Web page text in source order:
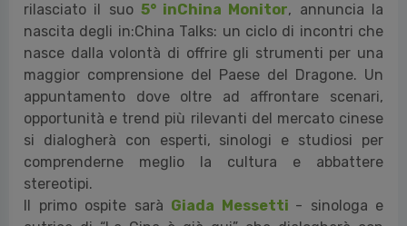
rilasciato il suo 5° inChina Monitor, annuncia la
nascita degli in:China Talks: un ciclo di incontri che
nasce dalla volontà di offrire gli strumenti per una
maggior comprensione del Paese del Dragone. Un
appuntamento dove oltre ad affrontare scenari,
opportunità e trend più rilevanti del mercato cinese
si dialogherà con esperti, sinologi e studiosi per
comprenderne meglio la cultura e abbattere
stereotipi.
Il primo ospite sarà Giada Messetti - sinologa e